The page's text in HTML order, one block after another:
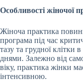
Особливості жіночої
Жіноча практика
програма під час
тазу та грудної клітки
днями. Залежно від
віку, практика жінки
інтенсивною.